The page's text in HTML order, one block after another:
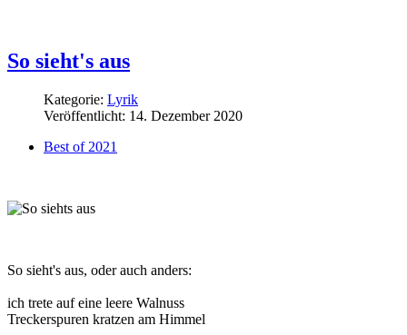
So sieht's aus
Kategorie: Lyrik
Veröffentlicht: 14. Dezember 2020
Best of 2021
So sieht's aus, oder auch anders:
ich trete auf eine leere Walnuss
Treckerspuren kratzen am Himmel